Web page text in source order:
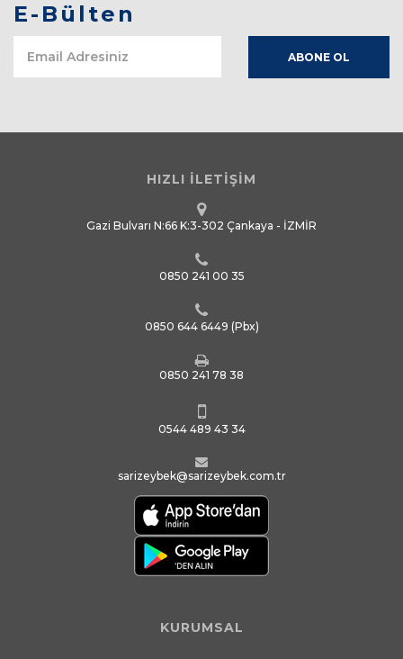
E-Bülten
HIZLI İLETİŞİM
Gazi Bulvarı N:66 K:3-302 Çankaya - İZMİR
0850 241 00 35
0850 644 6449 (Pbx)
0850 241 78 38
0544 489 43 34
sarizeybek@sarizeybek.com.tr
KURUMSAL